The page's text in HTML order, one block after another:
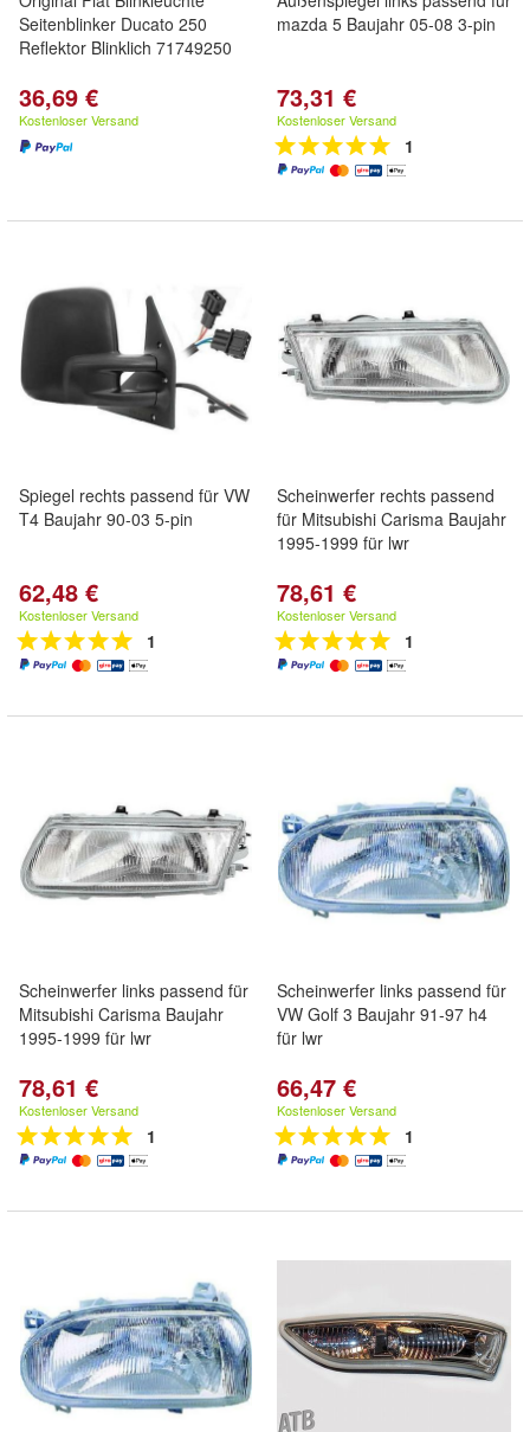
Seitenblinker Ducato 250
Reflektor Blinklich 71749250
36,69 €
Kostenloser Versand
mazda 5 Baujahr 05-08 3-pin
73,31 €
Kostenloser Versand
1
Spiegel rechts passend für VW
T4 Baujahr 90-03 5-pin
62,48 €
Kostenloser Versand
1
Scheinwerfer rechts passend
für Mitsubishi Carisma Baujahr
1995-1999 für lwr
78,61 €
Kostenloser Versand
1
Scheinwerfer links passend für
Mitsubishi Carisma Baujahr
1995-1999 für lwr
78,61 €
Kostenloser Versand
1
Scheinwerfer links passend für
VW Golf 3 Baujahr 91-97 h4
für lwr
66,47 €
Kostenloser Versand
1